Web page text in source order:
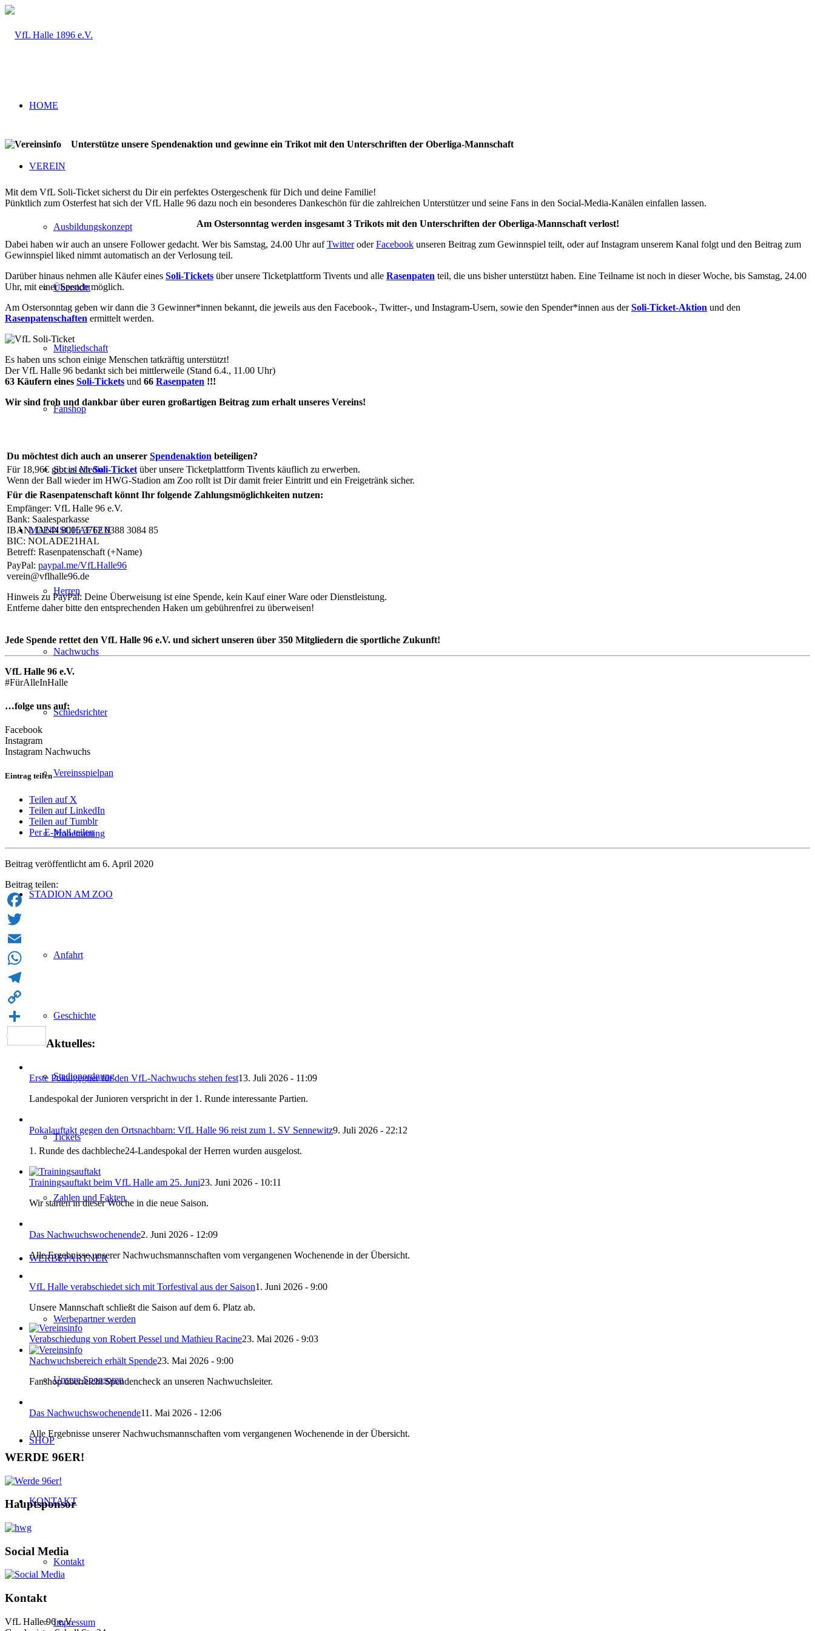
HOME
VEREIN
Ausbildungskonzept
Übersicht
Mitgliedschaft
Fanshop
Social Media
MANNSCHAFTEN
Herren
Nachwuchs
Schiedsrichter
Vereinsspielpan
Probetraining
STADION AM ZOO
Anfahrt
Geschichte
Stadionordnung
Tickets
Zahlen und Fakten
WERBEPARTNER
Werbepartner werden
Unsere Sponsoren
SHOP
KONTAKT
Kontakt
Impressum
Unterstütze unsere Spendenaktion und gewinne ein Trikot mit den Unterschriften der Oberliga-Mannschaft
Mit dem VfL Soli-Ticket sicherst du Dir ein perfektes Ostergeschenk für Dich und deine Familie!
Pünktlich zum Osterfest hat sich der VfL Halle 96 dazu noch ein besonderes Dankeschön für die zahlreichen Unterstützer und seine Fans in den Social-Media-Kanälen einfallen lassen.
Am Ostersonntag werden insgesamt 3 Trikots mit den Unterschriften der Oberliga-Mannschaft verlost!
Dabei haben wir auch an unsere Follower gedacht. Wer bis Samstag, 24.00 Uhr aufTwitteroderFacebook unseren Beitrag zum Gewinnspiel teilt, oder auf Instagram unserem Kanal folgt und den Beitrag zum
Gewinnspiel liked nimmt automatisch an der Verlosung teil.
Darüber hinaus nehmen alle Käufer eines Soli-Tickets über unsere Ticketplattform Tivents und alle Rasenpaten teil, die uns bisher unterstützt haben. Eine Teilname ist noch in dieser Woche, bis Samstag, 24.00
Uhr, mit einer Spende möglich.
Am Ostersonntag geben wir dann die 3 Gewinner*innen bekannt, die jeweils aus den Facebook-, Twitter-, und Instagram-Usern, sowie den Spender*innen aus derSoli-Ticket-Aktion und den
Rasenpatenschaften ermittelt werden.
Es haben uns schon einige Menschen tatkräftig unterstützt!
Der VfL Halle 96 bedankt sich bei mittlerweile (Stand 6.4., 11.00 Uhr)
63 Käufern eines Soli-Tickets und 66 Rasenpaten !!!
Wir sind froh und dankbar über euren großartigen Beitrag zum erhalt unseres Vereins!
Du möchtest dich auch an unserer Spendenaktion beteiligen?
Für 18,96€ gibt es einSoli-Ticket über unsere Ticketplattform Tivents käuflich zu erwerben.
Wenn der Ball wieder im HWG-Stadion am Zoo rollt ist Dir damit freier Eintritt und ein Freigetränk sicher.
Für die Rasenpatenschaft könnt Ihr folgende Zahlungsmöglichkeiten nutzen:
Empfänger: VfL Halle 96 e.V.
Bank: Saalesparkasse
IBAN: DE44 8005 3762 0388 3084 85
BIC: NOLADE21HAL
Betreff: Rasenpatenschaft (+Name)
PayPal: paypal.me/VfLHalle96
verein@vflhalle96.de
Hinweis zu PayPal: Deine Überweisung ist eine Spende, kein Kauf einer Ware oder Dienstleistung.
Entferne daher bitte den entsprechenden Haken um gebührenfrei zu überweisen!
Jede Spende rettet den VfL Halle 96 e.V. und sichert unseren über 350 Mitgliedern die sportliche Zukunft!
VfL Halle 96 e.V.
#FürAlleInHalle
…folge uns auf:
Facebook
Instagram
Instagram Nachwuchs
Eintrag teilen
Teilen auf X
Teilen auf LinkedIn
Teilen auf Tumblr
Per E-Mail teilen
Beitrag veröffentlicht am 6. April 2020
Beitrag teilen:
Facebook
Twitter
Email
WhatsApp
Telegram
Copy
Link
Aktuelles:
Erste Pokalgegner für den VfL-Nachwuchs stehen fest13. Juli 2026 - 11:09
Landespokal der Junioren verspricht in der 1. Runde interessante Partien.
Pokalauftakt gegen den Ortsnachbarn: VfL Halle 96 reist zum 1. SV Sennewitz9. Juli 2026 - 22:12
1. Runde des dachbleche24-Landespokal der Herren wurden ausgelost.
Trainingsauftakt beim VfL Halle am 25. Juni23. Juni 2026 - 10:11
Wir starten in dieser Woche in die neue Saison.
Das Nachwuchswochenende2. Juni 2026 - 12:09
Alle Ergebnisse unserer Nachwuchsmannschaften vom vergangenen Wochenende in der Übersicht.
VfL Halle verabschiedet sich mit Torfestival aus der Saison1. Juni 2026 - 9:00
Unsere Mannschaft schließt die Saison auf dem 6. Platz ab.
Verabschiedung von Robert Pessel und Mathieu Racine23. Mai 2026 - 9:03
Nachwuchsbereich erhält Spende23. Mai 2026 - 9:00
Fanshop überreicht Spendencheck an unseren Nachwuchsleiter.
Das Nachwuchswochenende11. Mai 2026 - 12:06
Alle Ergebnisse unserer Nachwuchsmannschaften vom vergangenen Wochenende in der Übersicht.
WERDE 96ER!
Hauptsponsor
Social Media
Kontakt
VfL Halle 96 e.V.